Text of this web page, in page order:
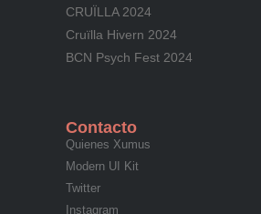
CRUÏLLA 2024
Cruïlla Hivern 2024
BCN Psych Fest 2024
Contacto
Quienes Xumus
Modern UI Kit
Twitter
Instagram